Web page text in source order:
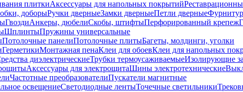
плиткиАксессуары для напольных покрытий
доборыРучки дверныеЗамки дверныеПетли дверные
ГвоздиАнкеры, дюбелиСкобы, штифтыПерфорированный крепеж
ШплинтыПружины универсальные
Потолочные панелиПотолочные плитыБагеты, молдинги, уголки
ГерметикиМонтажная пенаКлеи для обоевКлеи для напольных
диэлектрическиеТрубки термоусаживаемыеИзолирующие
Аксессуары для электрощитаШины электротехнические
Частотные преобразователиПускатели магнитные
освещениеСветодиодные лентыТочечные светильники